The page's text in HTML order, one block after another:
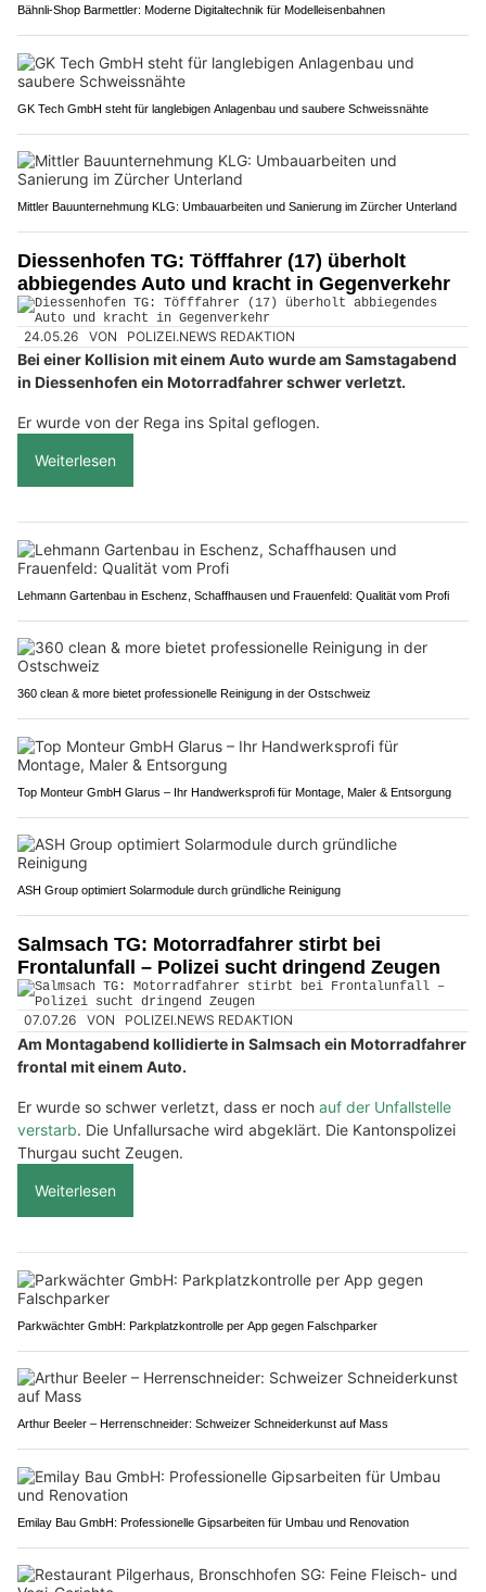
Bähnli-Shop Barmettler: Moderne Digitaltechnik für Modelleisenbahnen
GK Tech GmbH steht für langlebigen Anlagenbau und saubere Schweissnähte
Mittler Bauunternehmung KLG: Umbauarbeiten und Sanierung im Zürcher Unterland
Diessenhofen TG: Töfffahrer (17) überholt
abbiegendes Auto und kracht in Gegenverkehr
24.05.26 VON POLIZEI.NEWS REDAKTION
Bei einer Kollision mit einem Auto wurde am Samstagabend
in Diessenhofen ein Motorradfahrer schwer verletzt.
Er wurde von der Rega ins Spital geflogen.
Weiterlesen
Lehmann Gartenbau in Eschenz, Schaffhausen und Frauenfeld: Qualität vom Profi
360 clean & more bietet professionelle Reinigung in der Ostschweiz
Top Monteur GmbH Glarus – Ihr Handwerksprofi für Montage, Maler & Entsorgung
ASH Group optimiert Solarmodule durch gründliche Reinigung
Salmsach TG: Motorradfahrer stirbt bei
Frontalunfall – Polizei sucht dringend Zeugen
07.07.26 VON POLIZEI.NEWS REDAKTION
Am Montagabend kollidierte in Salmsach ein Motorradfahrer
frontal mit einem Auto.
Er wurde so schwer verletzt, dass er noch auf der Unfallstelle
verstarb. Die Unfallursache wird abgeklärt. Die Kantonspolizei
Thurgau sucht Zeugen.
Weiterlesen
Parkwächter GmbH: Parkplatzkontrolle per App gegen Falschparker
Arthur Beeler – Herrenschneider: Schweizer Schneiderkunst auf Mass
Emilay Bau GmbH: Professionelle Gipsarbeiten für Umbau und Renovation